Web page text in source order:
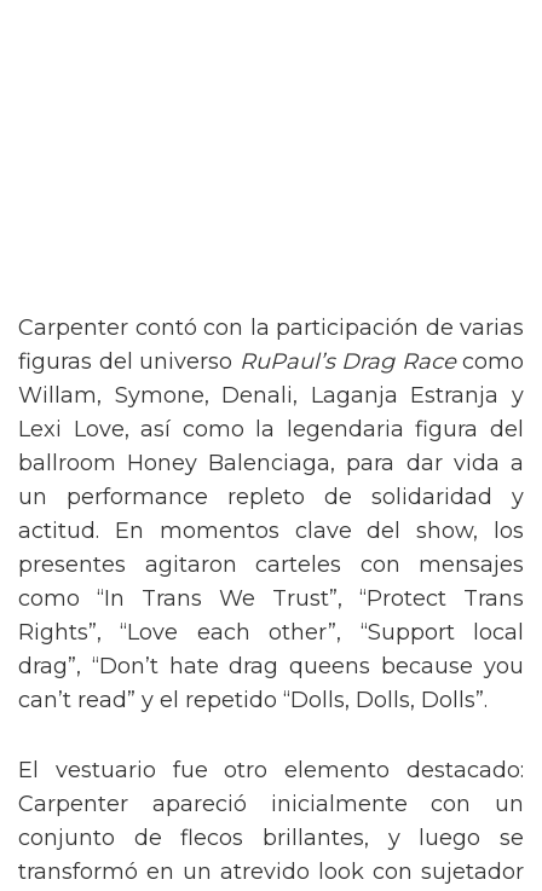
Carpenter contó con la participación de varias
figuras del universo RuPaul’s Drag Racecomo
Willam, Symone, Denali, Laganja Estranja y
Lexi Love, así como la legendaria figura del
ballroom Honey Balenciaga, para dar vida a
un performance repleto de solidaridad y
actitud. En momentos clave del show, los
presentes agitaron carteles con mensajes
como “In Trans We Trust”, “Protect Trans
Rights”, “Love each other”, “Support local
drag”, “Don’t hate drag queens because you
can’t read” y el repetido “Dolls, Dolls, Dolls”.
El vestuario fue otro elemento destacado:
Carpenter apareció inicialmente con un
conjunto de flecos brillantes, y luego se
transformó en un atrevido look con sujetador